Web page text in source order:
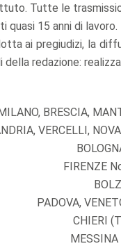
Tutte le
quasi 15 anni di lavoro.
ai pregiudizi, la
redazione:
BRESCIA,
VERCELLI,
FIRENZE
PADOVA,
CHIERI